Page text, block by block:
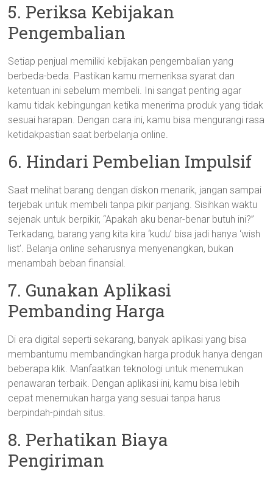
5. Periksa Kebijakan
Pengembalian
Setiap penjual memiliki kebijakan pengembalian yang
berbeda-beda. Pastikan kamu memeriksa syarat dan
ketentuan ini sebelum membeli. Ini sangat penting agar
kamu tidak kebingungan ketika menerima produk yang tidak
sesuai harapan. Dengan cara ini, kamu bisa mengurangi rasa
ketidakpastian saat berbelanja online.
6. Hindari Pembelian Impulsif
Saat melihat barang dengan diskon menarik, jangan sampai
terjebak untuk membeli tanpa pikir panjang. Sisihkan waktu
sejenak untuk berpikir, “Apakah aku benar-benar butuh ini?”
Terkadang, barang yang kita kira ‘kudu’ bisa jadi hanya ‘wish
list’. Belanja online seharusnya menyenangkan, bukan
menambah beban finansial.
7. Gunakan Aplikasi
Pembanding Harga
Di era digital seperti sekarang, banyak aplikasi yang bisa
membantumu membandingkan harga produk hanya dengan
beberapa klik. Manfaatkan teknologi untuk menemukan
penawaran terbaik. Dengan aplikasi ini, kamu bisa lebih
cepat menemukan harga yang sesuai tanpa harus
berpindah-pindah situs.
8. Perhatikan Biaya
Pengiriman